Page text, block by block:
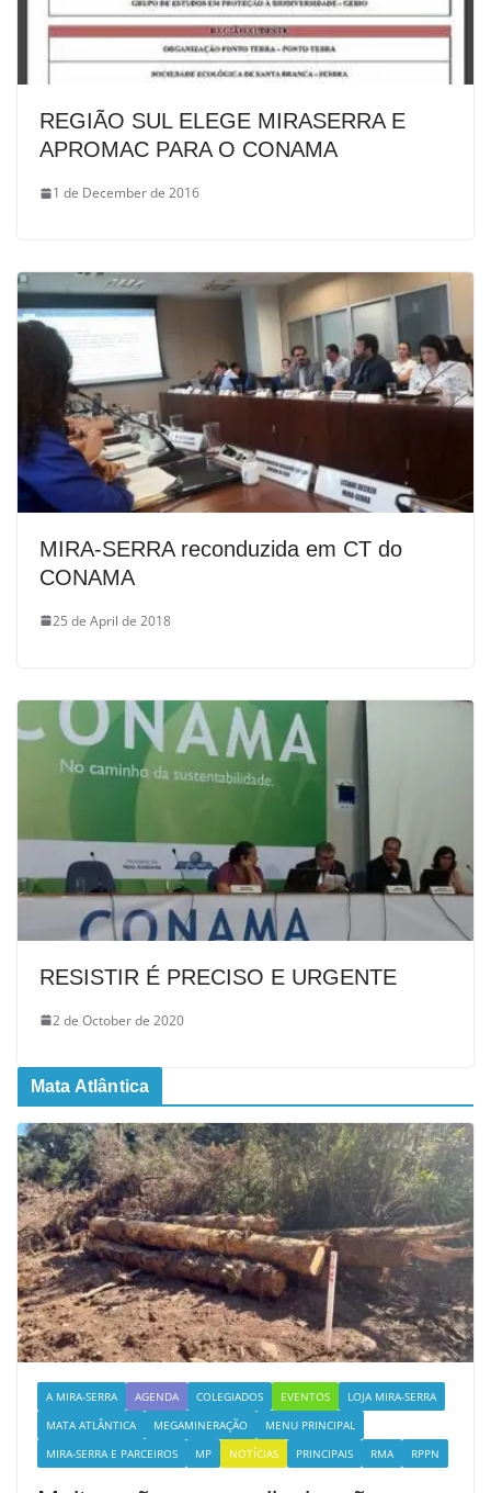
REGIÃO SUL ELEGE MIRASERRA E
APROMAC PARA O CONAMA
1 de December de 2016
MIRA-SERRA reconduzida em CT do
CONAMA
25 de April de 2018
RESISTIR É PRECISO E URGENTE
2 de October de 2020
Mata Atlântica
A MIRA-SERRA AGENDA COLEGIADOS EVENTOS
LOJA MIRA-SERRA
MATA ATLÂNTICA
MEGAMINERAÇÃO
MENU PRINCIPAL
MIRA-SERRA E PARCEIROS
MP NOTÍCIAS PRINCIPAIS RMA RPPN